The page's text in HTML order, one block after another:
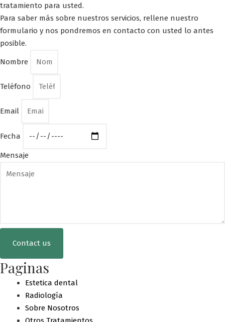
tratamiento para usted.
Para saber más sobre nuestros servicios, rellene nuestro
formulario y nos pondremos en contacto con usted lo antes
posible.
Nombre
Teléfono
Email
Fecha
Mensaje
Contact us
Paginas
Estetica dental
Radiología
Sobre Nosotros